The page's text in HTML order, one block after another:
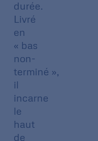
durée.
Livré
en
« bas
non-
terminé »,
il
incarne
le
haut
de